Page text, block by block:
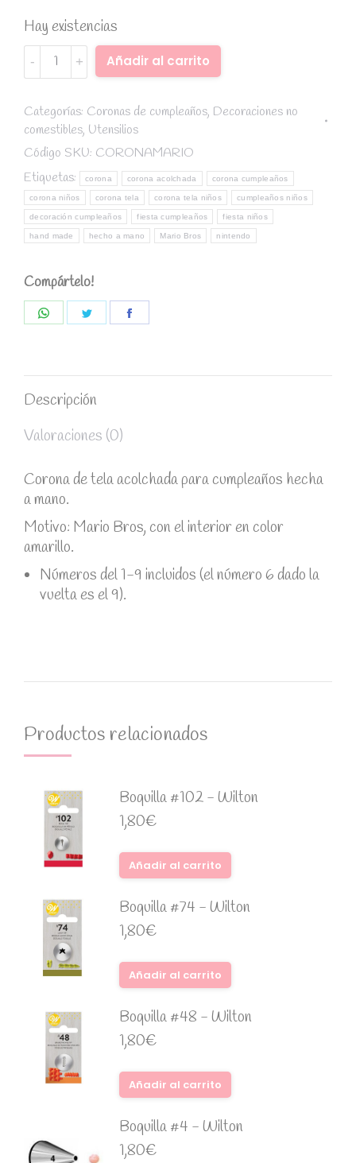
Hay existencias
Corona
de
cumpleaños
Mario
Bros
(Hecha
a
mano)
quantity
Añadir al carrito
Categorías: Coronas de cumpleaños, Decoraciones no
comestibles, Utensilios
Código SKU: CORONAMARIO
Etiquetas:
corona corona acolchada corona cumpleaños
corona niños corona tela corona tela niños cumpleaños niños
decoración cumpleaños fiesta cumpleaños fiesta niños
hand made hecho a mano Mario Bros nintendo
Compártelo!
Descripción
Valoraciones (0)
Corona de tela acolchada para cumpleaños hecha
a mano.
Motivo: Mario Bros, con el interior en color
amarillo.
Números del 1-9 incluidos (el número 6 dado la
vuelta es el 9).
Productos relacionados
Boquilla #102 - Wilton
1,80€
Añadir al carrito
Boquilla #74 - Wilton
1,80€
Añadir al carrito
Boquilla #48 - Wilton
1,80€
Añadir al carrito
Boquilla #4 - Wilton
1,80€